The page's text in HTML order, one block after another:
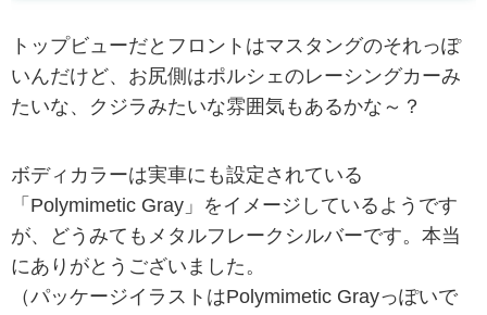
トップビューだとフロントはマスタングのそれっぽ
いんだけど、お尻側はポルシェのレーシングカーみ
たいな、クジラみたいな雰囲気もあるかな～？
ボディカラーは実車にも設定されている
「Polymimetic Gray」をイメージしているようです
が、どうみてもメタルフレークシルバーです。本当
にありがとうございました。
（パッケージイラストはPolymimetic Grayっぽいで